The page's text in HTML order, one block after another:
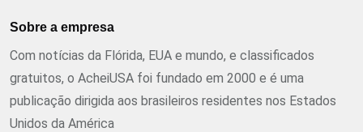
Sobre a empresa
Com notícias da Flórida, EUA e mundo, e classificados
gratuitos, o AcheiUSA foi fundado em 2000 e é uma
publicação dirigida aos brasileiros residentes nos Estados
Unidos da América